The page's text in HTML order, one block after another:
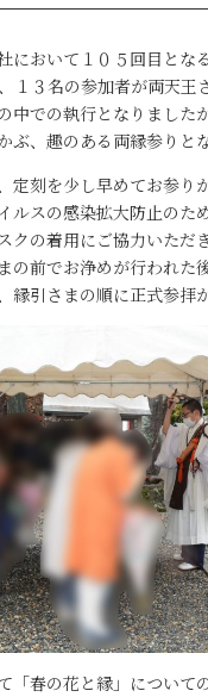
において１０５回目とな
１３名の参加者が両天王
中での執行となりました
ぶ、趣のある両縁参りと
定刻を少し早めてお参り
ルスの感染拡大防止のた
クの着用にご協力いただ
の前でお浄めが行われた
縁引さまの順に正式参拝
「春の花と縁」について